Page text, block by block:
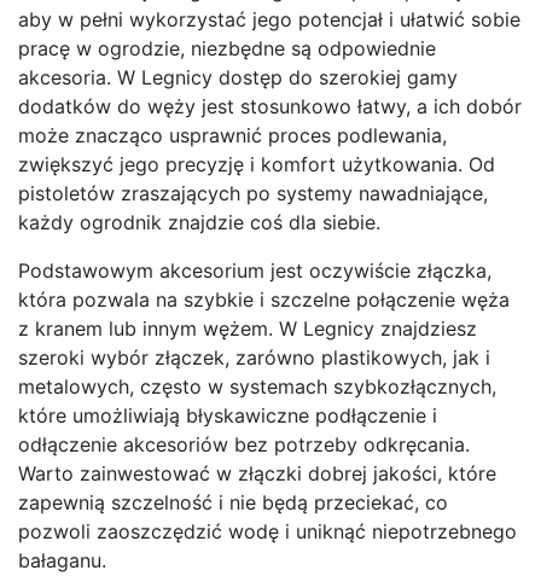
aby w pełni wykorzystać jego potencjał i ułatwić sobie
pracę w ogrodzie, niezbędne są odpowiednie
akcesoria. W Legnicy dostęp do szerokiej gamy
dodatków do węży jest stosunkowo łatwy, a ich dobór
może znacząco usprawnić proces podlewania,
zwiększyć jego precyzję i komfort użytkowania. Od
pistoletów zraszających po systemy nawadniające,
każdy ogrodnik znajdzie coś dla siebie.
Podstawowym akcesorium jest oczywiście złączka,
która pozwala na szybkie i szczelne połączenie węża
z kranem lub innym wężem. W Legnicy znajdziesz
szeroki wybór złączek, zarówno plastikowych, jak i
metalowych, często w systemach szybkozłącznych,
które umożliwiają błyskawiczne podłączenie i
odłączenie akcesoriów bez potrzeby odkręcania.
Warto zainwestować w złączki dobrej jakości, które
zapewnią szczelność i nie będą przeciekać, co
pozwoli zaoszczędzić wodę i uniknąć niepotrzebnego
bałaganu.